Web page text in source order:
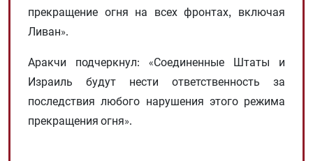
прекращение огня на всех фронтах, включая
Ливан».
Аракчи подчеркнул: «Соединенные Штаты и
Израиль будут нести ответственность за
последствия любого нарушения этого режима
прекращения огня».